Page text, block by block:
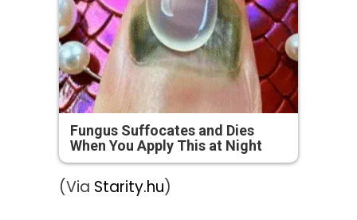
Fungus Suffocates and Dies
When You Apply This at Night
(Via Starity.hu)